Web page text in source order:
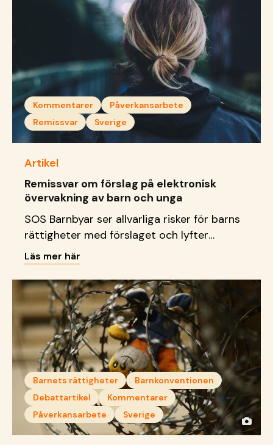
Kommentarer
Påverkansarbete
Remissvar
Sverige
Artikel
Remissvar om förslag på elektronisk
övervakning av barn och unga
SOS Barnbyar ser allvarliga risker för barns
rättigheter med förslaget och lyfter
behovet av stärkta stödinsatser som
bygger på tillit, relationer och långsiktighet.
Läs mer här
Barnets rättigheter
Barnkonventionen
Debattartikel
Kommentarer
Påverkansarbete
Sverige